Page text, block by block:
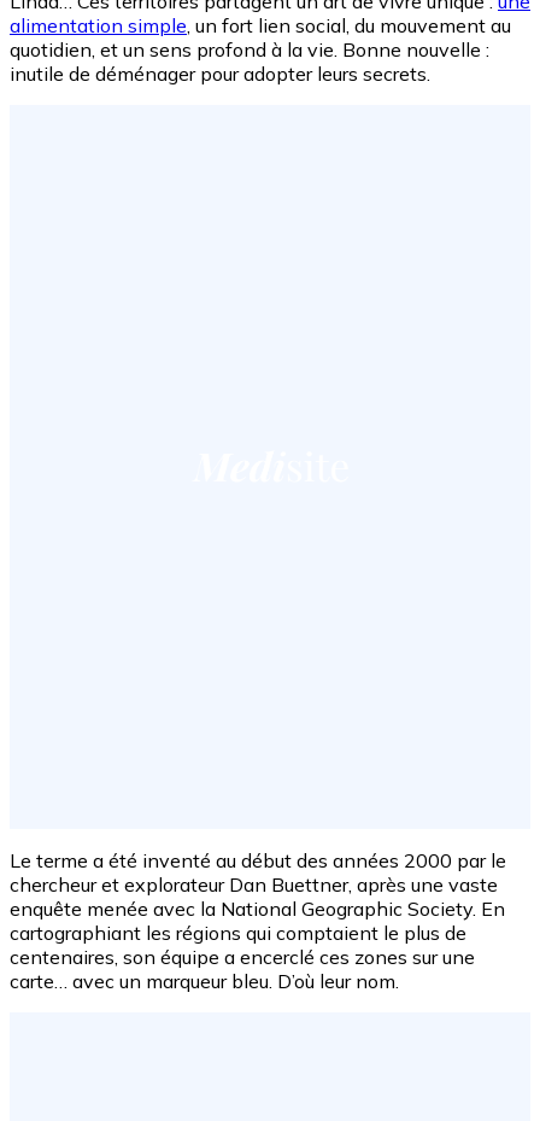
alimentation simple, un fort lien social, du mouvement au
quotidien, et un sens profond à la vie. Bonne nouvelle :
inutile de déménager pour adopter leurs secrets.
Le terme a été inventé au début des années 2000 par le
chercheur et explorateur Dan Buettner, après une vaste
enquête menée avec la National Geographic Society. En
cartographiant les régions qui comptaient le plus de
centenaires, son équipe a encerclé ces zones sur une
carte… avec un marqueur bleu. D’où leur nom.